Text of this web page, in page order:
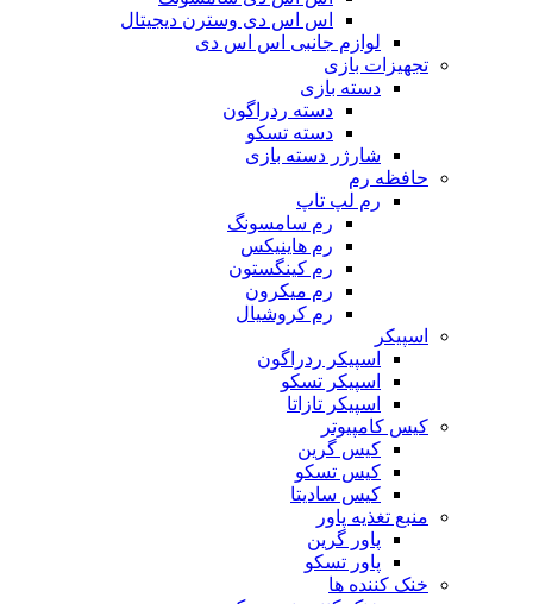
اس اس دی وسترن دیجیتال
لوازم جانبی اس اس دی
تجهیزات بازی
دسته بازی
دسته ردراگون
دسته تسکو
شارژر دسته بازی
حافظه رم
رم لپ تاپ
رم سامسونگ
رم هاینیکس
رم کینگستون
رم میکرون
رم کروشیال
اسپیکر
اسپیکر ردراگون
اسپیکر تسکو
اسپیکر تازاتا
کیس کامپیوتر
کیس گرین
کیس تسکو
کیس سادیتا
منبع تغذیه‌ پاور
پاور گرین
پاور تسکو
خنک کننده ها